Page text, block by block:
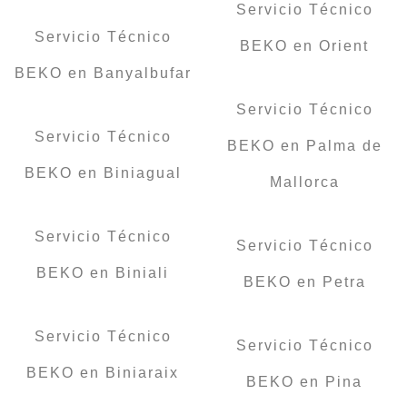
Servicio Técnico
BEKO en Banyalbufar
Servicio Técnico
BEKO en Biniagual
Servicio Técnico
BEKO en Biniali
Servicio Técnico
BEKO en Biniaraix
Servicio Técnico
BEKO en Orient
Servicio Técnico
BEKO en Palma de
Mallorca
Servicio Técnico
BEKO en Petra
Servicio Técnico
BEKO en Pina